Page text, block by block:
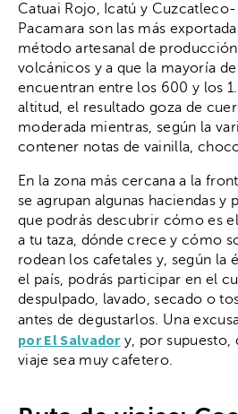
Catuai Rojo, Icatú y
Pacamara son las más
método artesanal de
volcánicos y a que la mayoría de
encuentran entre los 600 y los
altitud, el resultado goza de
moderada mientras, según la
contener notas de vainilla,
En la zona más cercana a la
se agrupan algunas haciendas y
que podrás descubrir cómo es
a tu taza, dónde crece y cómo
rodean los cafetales y, según la
el país, podrás participar en el
despulpado, lavado, secado o
antes de degustarlos. Una
por El Salvadory, por supuesto,
viaje sea muy cafetero.